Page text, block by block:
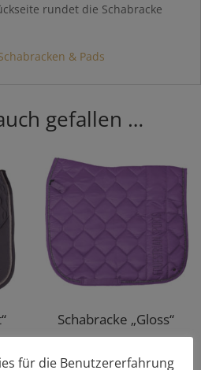
rundet die Schabracke
& Pads
gefallen …
Schabracke „Gloss“
für die Benutzererfahrung